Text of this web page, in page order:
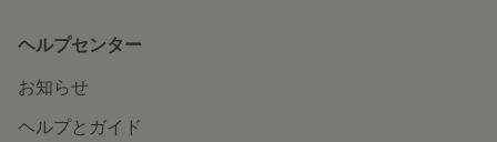
ヘルプセンター
お知らせ
ヘルプとガイド